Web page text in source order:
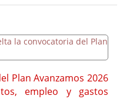
Plan Avanzamos 2026
empleo y gastos